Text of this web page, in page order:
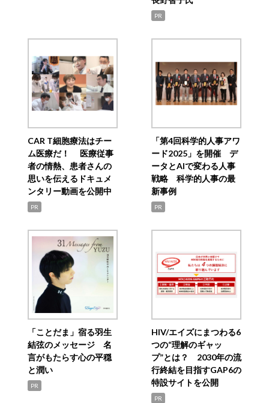
PR
CAR T細胞療法はチー
ム医療だ！ 医療従事
者の情熱、患者さんの
思いを伝えるドキュメ
ンタリー動画を公開中
PR
「第4回科学的人事アワ
ード2025」を開催 デ
ータとAIで変わる人事
戦略 科学的人事の最
新事例
PR
「ことだま」宿る羽生
結弦のメッセージ 名
言がもたらす心の平穏
と潤い
PR
HIV/エイズにまつわる6
つの“理解のギャッ
プ”とは？ 2030年の流
行終結を目指すGAP6の
特設サイトを公開
PR